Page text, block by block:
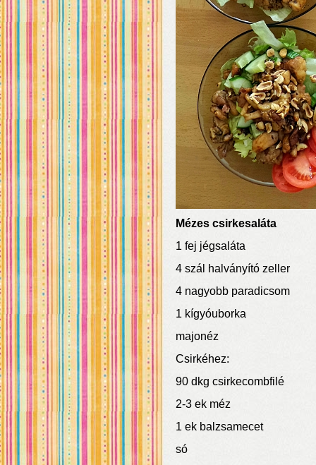
Mézes csirkesaláta
1 fej jégsaláta
4 szál halványító zeller
4 nagyobb paradicsom
1 kígyóuborka
majonéz
Csirkéhez:
90 dkg csirkecombfilé
2-3 ek méz
1 ek balzsamecet
só